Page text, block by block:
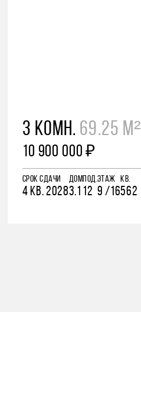
3 КОМН. 69.25 М²
10 900 000 ₽
СРОК СДАЧИ
4 КВ. 2028
ДОМ
3.1
ПОД.
12
ЭТАЖ
9 /16
КВ.
562